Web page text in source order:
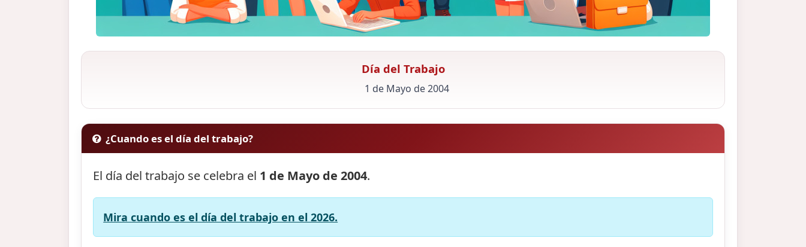
Día del Trabajo
1 de Mayo de 2004
¿Cuando es el día del trabajo?
El día del trabajo se celebra el 1 de Mayo de 2004.
Mira cuando es el día del trabajo en el 2026.